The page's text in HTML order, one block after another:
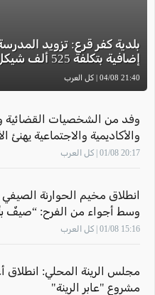
بلدية كفر قرع: تزويد
إضافية بتكلفة 525 ألف شيكل
21:40 04/08 | كل العرب
وفد من الشخصيات القضائية
والأكاديمية والاجتماعية يهنئ
سليمان بمناسبة توليه رئاسة
20:17 01/08 | كل العرب
انطلاق مخيم الحوارنة
وسط أجواء من الفرح: “صيفٌ
وهويتنا عنوان"
15:16 01/08 | كل العرب
مجلس الرينة المحلي: انطلاق
مشروع "عابر الرينة"